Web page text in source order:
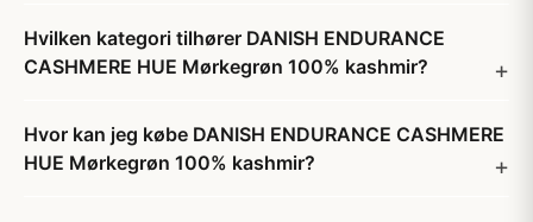
Hvilken kategori tilhører DANISH ENDURANCE
CASHMERE HUE Mørkegrøn 100% kashmir?
Hvor kan jeg købe DANISH ENDURANCE CASHMERE
HUE Mørkegrøn 100% kashmir?